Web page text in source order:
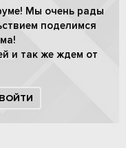
Мы очень рады
поделимся
и так же ждем от
ВОЙТИ